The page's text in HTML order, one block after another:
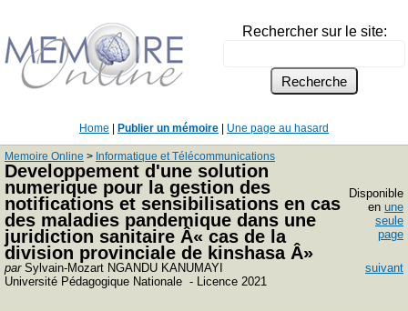
Rechercher sur le site:
Home Publier un mémoire Une page au hasard
Memoire Online > Informatique et Télécommunications
Developpement d'une solution
numerique pour la gestion des
notifications et sensibilisations en cas
des maladies pandemique dans une
juridiction sanitaire Â« cas de la
division provinciale de kinshasa Â»
parSylvain-Mozart NGANDU KANUMAYI
Université Pédagogique Nationale - Licence 2021
Disponible
en une
seule
page
suivant